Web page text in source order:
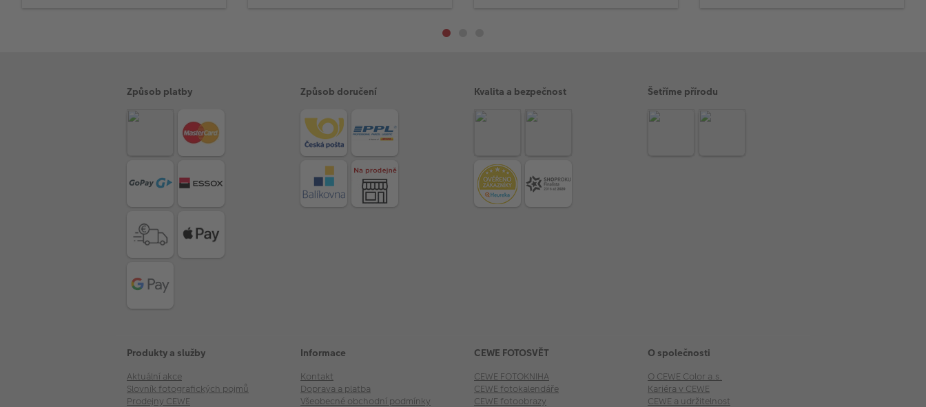
Způsob platby Způsob doručení Kvalita a bezpečnost Šetříme přírodu
Produkty a služby
Aktuální akce
Slovník fotografických pojmů
Prodejny CEWE
Informace
Kontakt
Doprava a platba
Všeobecné obchodní podmínky
CEWE FOTOSVĚT
CEWE FOTOKNIHA
CEWE fotokalendáře
CEWE fotoobrazy
O společnosti
O CEWE Color a.s.
Kariéra v CEWE
CEWE a udržitelnost